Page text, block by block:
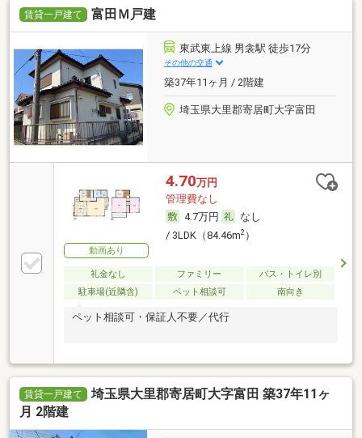
賃貸一戸建て 富田Ｍ戸建
東武東上線 男衾駅 徒歩17分
その他の交通
築37年11ヶ月 / 2階建
埼玉県大里郡寄居町大字富田
動画あり
4.70万円
管理費なし
4.7万円
なし
/ 3LDK（84.46m2）
礼金なし ファミリー
バス・トイレ別
駐車場(近隣含)
ペット相談可 南向き
ペット相談可・保証人不要／代行
賃貸一戸建て
埼玉県大里郡寄居町大字富田 築37年11ヶ
月 2階建